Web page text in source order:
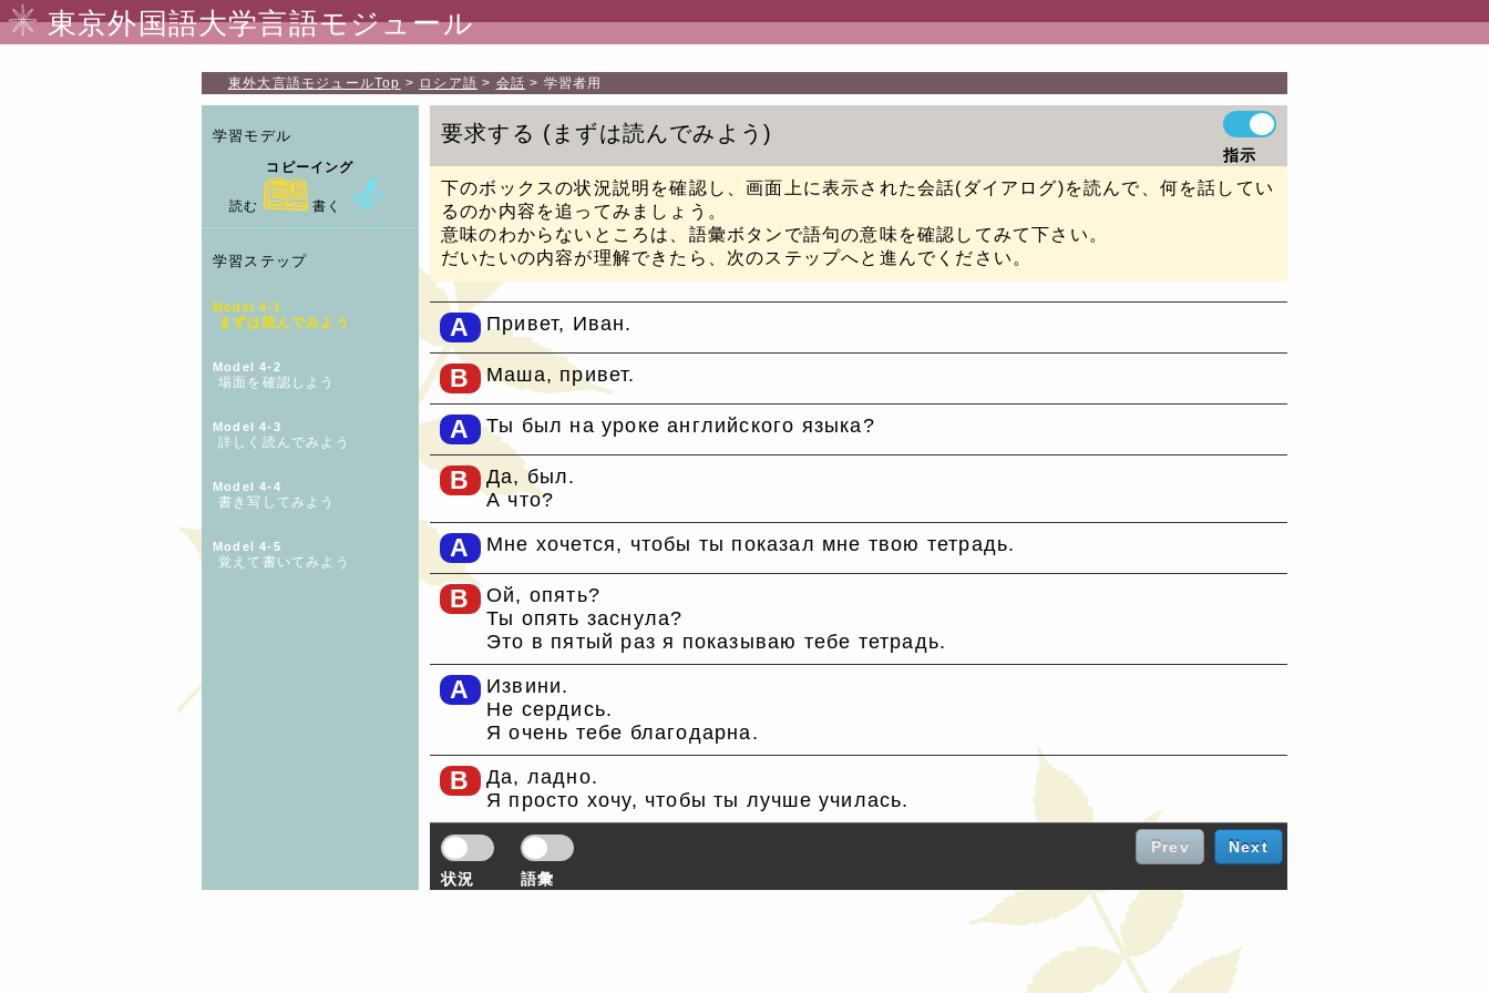
東京外国語大学言語モジュール
東外大言語モジュールTop ロシア語 会話 学習者用
学習モデル
コピーイング
読む 書く
学習ステップ
Model 4-1
まずは読んでみよう
Model 4-2
場面を確認しよう
Model 4-3
詳しく読んでみよう
Model 4-4
書き写してみよう
Model 4-5
覚えて書いてみよう
要求する まずは読んでみよう
指示
下のボックスの状況説明を確認し、画面上に表示された会話(ダイアログ)を読んで、何を話してい
るのか内容を追ってみましょう。
意味のわからないところは、語彙ボタンで語句の意味を確認してみて下さい。
だいたいの内容が理解できたら、次のステップへと進んでください。
A Привет, Иван.
B Маша, привет.
A Ты был на уроке английского языка?
B
Да, был.
А что?
A Мне хочется, чтобы ты показал мне твою тетрадь.
B
Ой, опять?
Ты опять заснула?
Это в пятый раз я показываю тебе тетрадь.
A
Извини.
Не сердись.
Я очень тебе благодарна.
B
Да, ладно.
Я просто хочу, чтобы ты лучше училась.
状況 語彙
Prev Next